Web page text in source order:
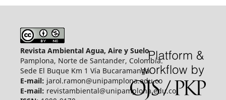
Revista Ambiental Agua, Aire y Suelo
Pamplona, Norte de Santander, Colombia.
Sede El Buque Km 1 Vía Bucaramanga.
E-mail: jarol.ramon@unipamplona.edu.co
E-mail: revistambiental@unipamplona.edu.co